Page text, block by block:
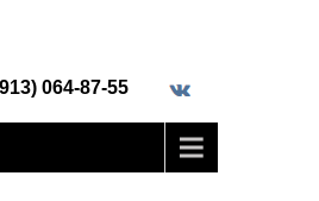
064-87-55